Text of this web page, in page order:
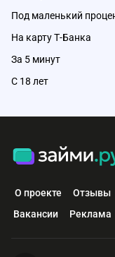
Под маленький
На карту Т-Банка
За 5 минут
С 18 лет
О проекте Отзывы
Вакансии
Реклама